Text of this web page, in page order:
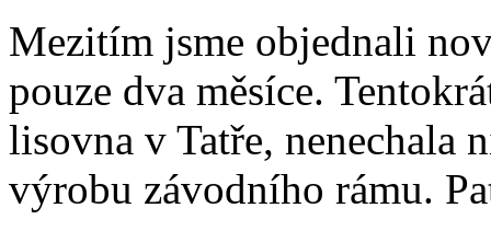
Mezitím jsme objednali
pouze dva měsíce.
lisovna v Tatře, nenechala
výrobu závodního rámu.